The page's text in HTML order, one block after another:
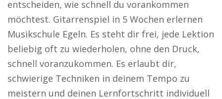
entscheiden, wie schnell du vorankommen
möchtest. Gitarrenspiel in 5 Wochen erlernen
Musikschule Egeln. Es steht dir frei, jede Lektion
beliebig oft zu wiederholen, ohne den Druck,
schnell voranzukommen. Es erlaubt dir,
schwierige Techniken in deinem Tempo zu
meistern und deinen Lernfortschritt individuell